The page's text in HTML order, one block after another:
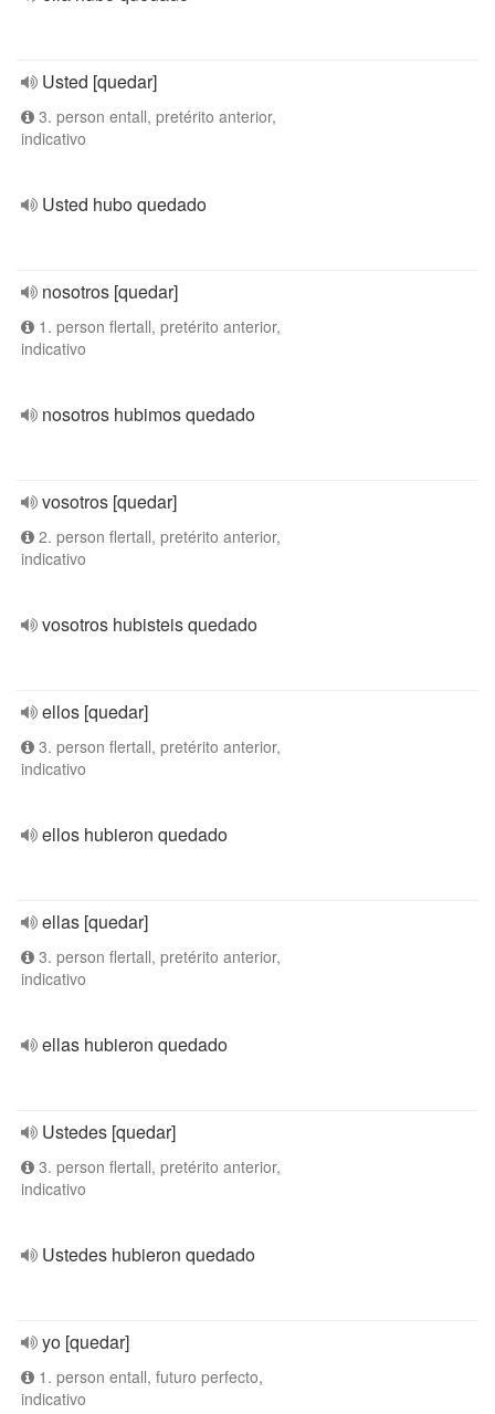
Usted [quedar]
3. person entall, pretérito anterior,
indicativo
Usted hubo quedado
nosotros [quedar]
1. person flertall, pretérito anterior,
indicativo
nosotros hubimos quedado
vosotros [quedar]
2. person flertall, pretérito anterior,
indicativo
vosotros hubisteis quedado
ellos [quedar]
3. person flertall, pretérito anterior,
indicativo
ellos hubieron quedado
ellas [quedar]
3. person flertall, pretérito anterior,
indicativo
ellas hubieron quedado
Ustedes [quedar]
3. person flertall, pretérito anterior,
indicativo
Ustedes hubieron quedado
yo [quedar]
1. person entall, futuro perfecto,
indicativo